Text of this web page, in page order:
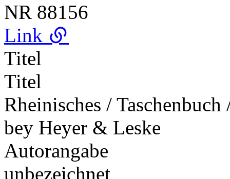
NR 88156
Link
Titel
Titel
Rheinisches /
bey Heyer & Leske
Autorangabe
unbezeichnet